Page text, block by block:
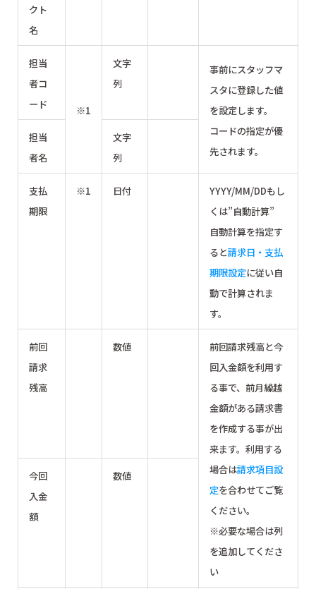
クト
名
担当
者コ
ード
※1
文字
列
事前にスタッフマ
スタに登録した値
を設定します。
コードの指定が優
先されます。
担当
者名
文字
列
支払
期限
※1 日付
YYYY/MM/DDもし
くは”自動計算”
自動計算を指定す
ると請求日・支払
期限設定に従い自
動で計算されま
す。
前回
請求
残高
数値
前回請求残高と今
回入金額を利用す
る事で、前月繰越
金額がある請求書
を作成する事が出
来ます。利用する
場合は請求項目設
定を合わせてご覧
ください。
※必要な場合は列
を追加してくださ
い
今回
入金
額
数値